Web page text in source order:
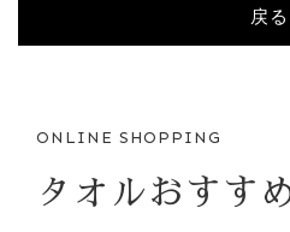
戻る
ONLINE SHOPPING
タオルおすす